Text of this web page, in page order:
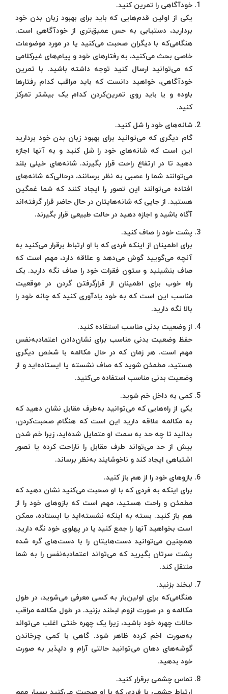
خودآگاهی را تمرین کنید.
یکی از اولین قدم‌هایی که باید برای بهبود زبان بدن خود
بردارید، دستیابی به حس عمیق‌تری از خودآگاهی است.
هنگامی‌که با دیگران صحبت می‌کنید یا در مورد موضوعات
خاصی بحث می‌کنید، به رفتارهای خود و پیام‌های غیرکلامی
که می‌توانید ارسال کنید توجه داشته باشید. با تمرین
خودآگاهی، خواهید دانست که باید مراقب کدام رفتارها
باوده و یا باید روی تمرین‌کردن کدام یک بیشتر تمرکز
کنید.
شانه‌های خود را شل کنید.
گام دیگری که می‌توانید برای بهبود زبان بدن خود بردارید
این است که شانه‌های خود را شل کنید و به آنها اجازه
دهید تا در ارتفاع راحت قرار بگیرند. شانه‌های خیلی بلند
می‌توانند شما را عصبی به نظر برسانند، درحالی‌که شانه‌های
افتاده می‌توانند این تصور را ایجاد کنند که شما غمگین
هستید. از جایی که شانه‌هایتان در حال حاضر قرار گرفته‌اند
آگاه باشید و اجازه دهید در حالت طبیعی قرار بگیرند.
پشت خود را صاف کنید.
برای اطمینان از اینکه فردی که با او ارتباط برقرار می‌کنید به
آنچه می‌گویید گوش می‌دهد و علاقه دارد، مهم است که
صاف بنشینید و ستون فقرات خود را صاف نگه دارید. یک
راه خوب برای اطمینان از قرارگرفتن گردن در موقعیت
مناسب این است که به خود یادآوری کنید که چانه خود را
بالا نگه دارید.
از وضعیت بدنی مناسب استفاده کنید.
حفظ وضعیت بدنی مناسب برای نشان‌دادن اعتمادبه‌نفس
مهم است. هر زمان که در حال مکالمه با شخص دیگری
هستید، مطمئن شوید که صاف نشسته یا ایستاده‌اید و از
وضعیت بدنی مناسب استفاده می‌کنید.
کمی به داخل خم شوید.
یکی از راه‌هایی که می‌توانید به‌طرف مقابل نشان دهید که
به مکالمه علاقه دارید این است که هنگام صحبت‌کردن،
بدانید تا چه حد به سمت او متمایل شده‌اید، زیرا خم شدن
بیش از حد می‌تواند طرف مقابل را ناراحت کرده یا تصور
اشتباهی ایجاد کند و ناخوشایند به‌نظر برساند.
بازوهای خود را از هم باز کنید.
برای اینکه به فردی که با او صحبت می‌کنید نشان دهید که
مطمئن و راحت هستید، مهم است که بازوهای خود را از
هم باز کنید. بسته به اینکه نشسته‌اید یا ایستاده، ممکن
است بخواهید آنها را جمع کنید یا در پهلوی خود نگه دارید.
همچنین می‌توانید دست‌هایتان را با دست‌های گره شده
پشت سرتان بگیرید که می‌تواند اعتمادبه‌نفس را به شما
منتقل کند.
لبخند بزنید.
هنگامی‌که برای اولین‌بار به کسی معرفی می‌شوید، در طول
مکالمه و در صورت لزوم لبخند بزنید. در طول مکالمه مراقب
حالات چهره خود باشید، زیرا یک چهره خنثی اغلب می‌تواند
به‌صورت اخم کرده ظاهر شود. گاهی با کمی چرخاندن
گوشه‌های دهان می‌توانید حالتی آرام و دلپذیر به صورت
خود بدهید.
تماس چشمی برقرار کنید.